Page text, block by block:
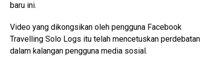
baru ini.
Video yang dikongsikan oleh pengguna Facebook
Travelling Solo Logs itu telah mencetuskan perdebatan
dalam kalangan pengguna media sosial.